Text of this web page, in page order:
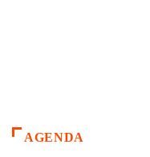
AGENDA